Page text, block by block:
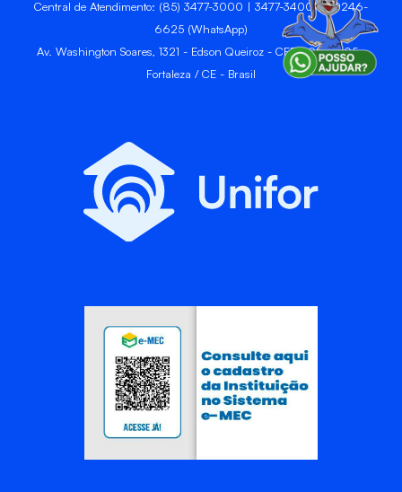
Central de Atendimento: (85) 3477-3000 | 3477-3400 | 99246-
6625 (WhatsApp)
Av. Washington Soares, 1321 - Edson Queiroz - CEP 60811-905 -
Fortaleza / CE - Brasil